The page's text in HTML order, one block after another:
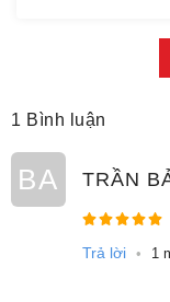
1 Bình luận
BA TRẦN
Trả lời • 1